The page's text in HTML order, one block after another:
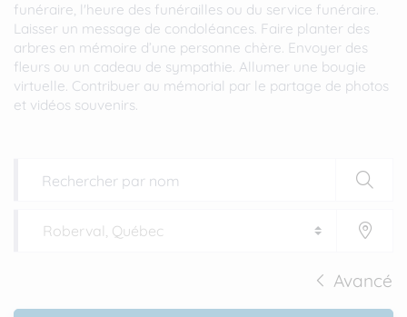
funéraire, l'heure des funérailles ou du service funéraire.
Laisser un message de condoléances. Faire planter des
arbres en mémoire d’une personne chère. Envoyer des
fleurs ou un cadeau de sympathie. Allumer une bougie
virtuelle. Contribuer au mémorial par le partage de photos
et vidéos souvenirs.
Avancé